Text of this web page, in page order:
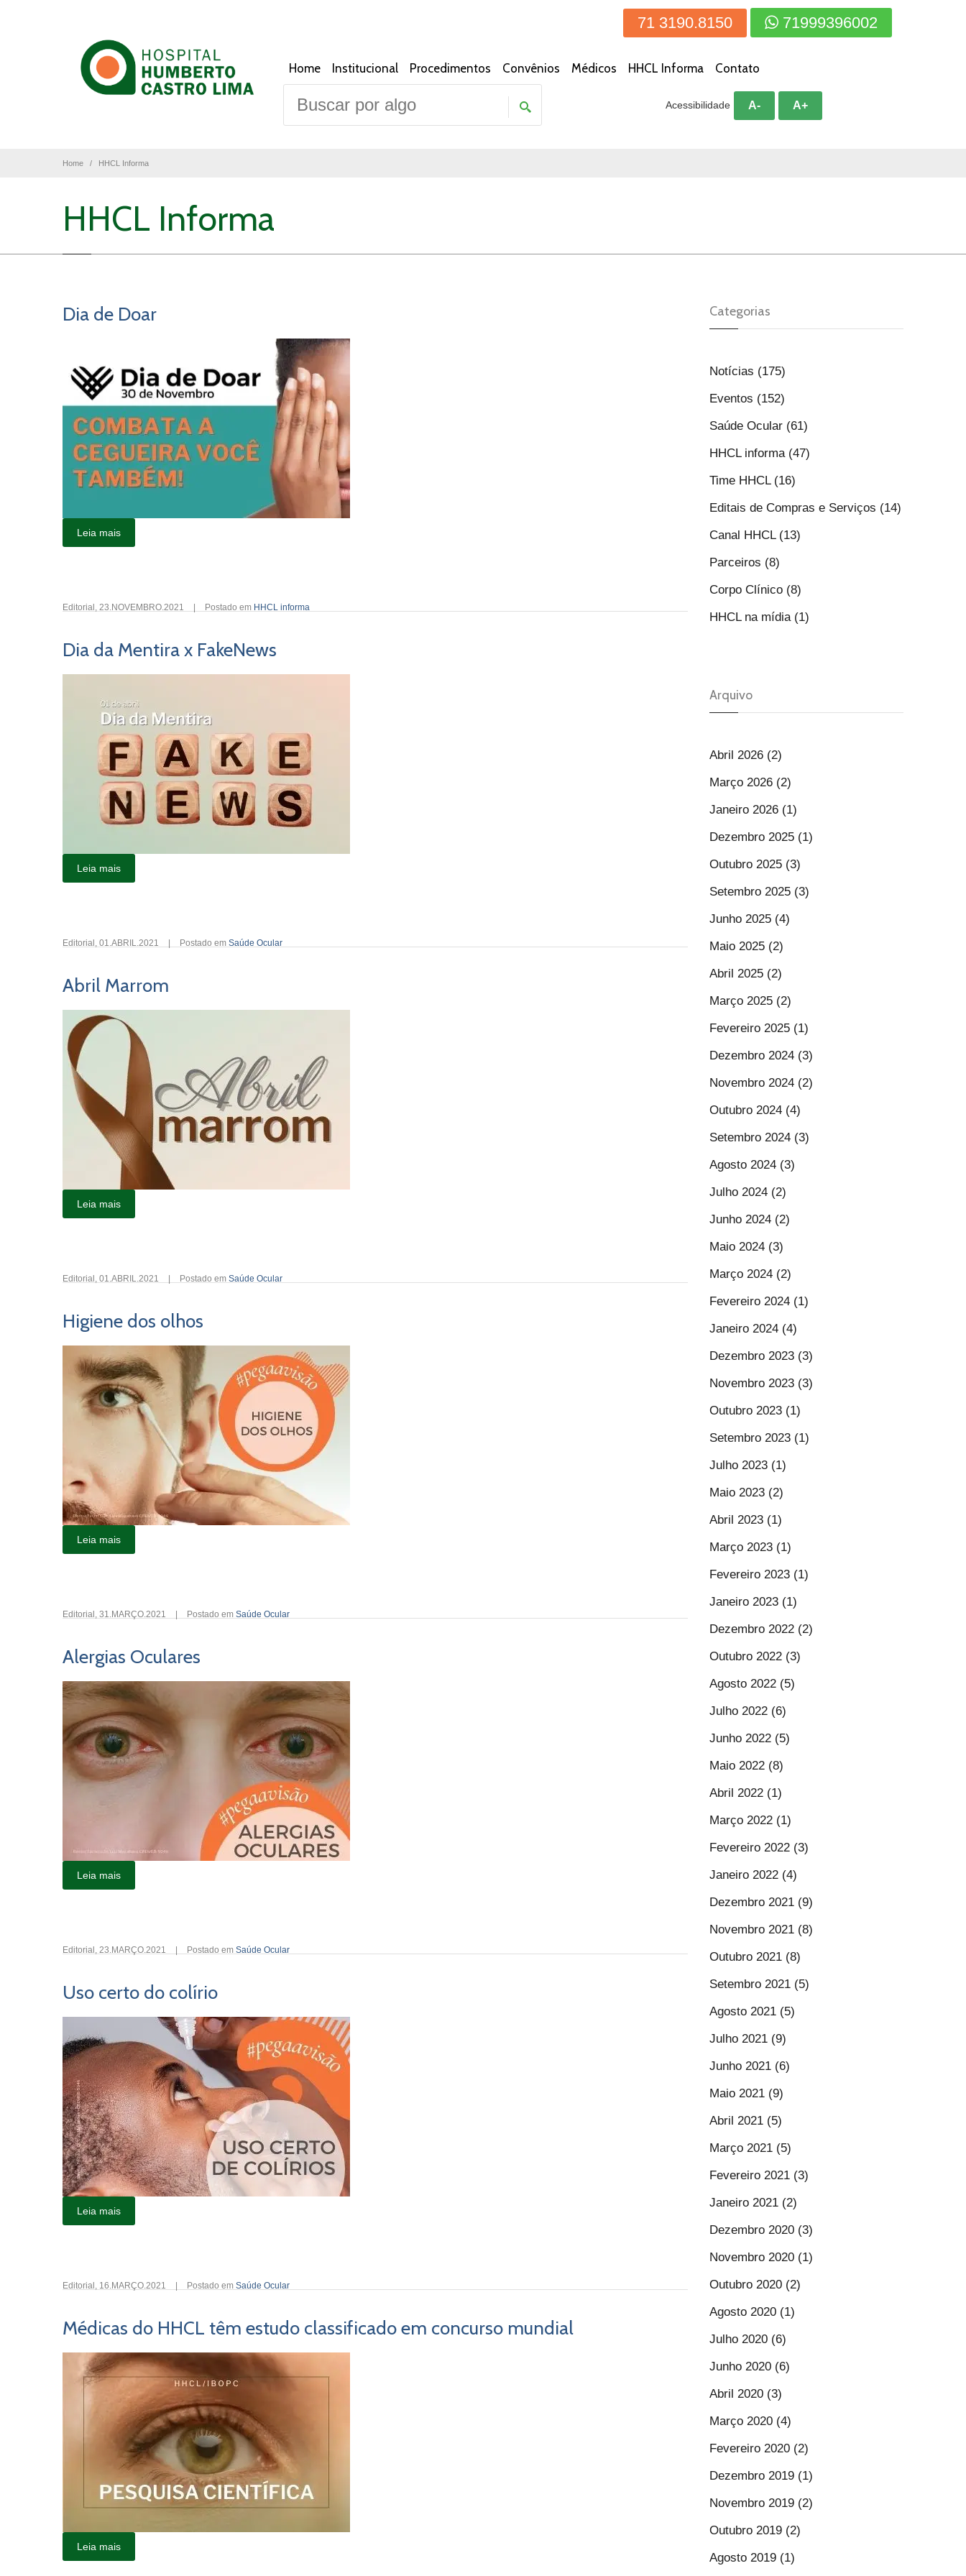
71 3190.8150 71999396002
Home Institucional Procedimentos Convênios Médicos HHCL Informa Contato
Acessibilidade A- A+
Home HHCL Informa
HHCL Informa
Dia de Doar
Leia mais
Editorial , 23.NOVEMBRO.2021 Postado em HHCL informa
Dia da Mentira x FakeNews
Leia mais
Editorial , 01.ABRIL.2021 Postado em Saúde Ocular
Abril Marrom
Leia mais
Editorial , 01.ABRIL.2021 Postado em Saúde Ocular
Higiene dos olhos
Leia mais
Editorial , 31.MARÇO.2021 Postado em Saúde Ocular
Alergias Oculares
Leia mais
Editorial , 23.MARÇO.2021 Postado em Saúde Ocular
Uso certo do colírio
Leia mais
Editorial , 16.MARÇO.2021 Postado em Saúde Ocular
Médicas do HHCL têm estudo classificado em concurso mundial
Leia mais
Categorias
Notícias (175)
Eventos (152)
Saúde Ocular (61)
HHCL informa (47)
Time HHCL (16)
Editais de Compras e Serviços (14)
Canal HHCL (13)
Parceiros (8)
Corpo Clínico (8)
HHCL na mídia (1)
Arquivo
Abril 2026 (2)
Março 2026 (2)
Janeiro 2026 (1)
Dezembro 2025 (1)
Outubro 2025 (3)
Setembro 2025 (3)
Junho 2025 (4)
Maio 2025 (2)
Abril 2025 (2)
Março 2025 (2)
Fevereiro 2025 (1)
Dezembro 2024 (3)
Novembro 2024 (2)
Outubro 2024 (4)
Setembro 2024 (3)
Agosto 2024 (3)
Julho 2024 (2)
Junho 2024 (2)
Maio 2024 (3)
Março 2024 (2)
Fevereiro 2024 (1)
Janeiro 2024 (4)
Dezembro 2023 (3)
Novembro 2023 (3)
Outubro 2023 (1)
Setembro 2023 (1)
Julho 2023 (1)
Maio 2023 (2)
Abril 2023 (1)
Março 2023 (1)
Fevereiro 2023 (1)
Janeiro 2023 (1)
Dezembro 2022 (2)
Outubro 2022 (3)
Agosto 2022 (5)
Julho 2022 (6)
Junho 2022 (5)
Maio 2022 (8)
Abril 2022 (1)
Março 2022 (1)
Fevereiro 2022 (3)
Janeiro 2022 (4)
Dezembro 2021 (9)
Novembro 2021 (8)
Outubro 2021 (8)
Setembro 2021 (5)
Agosto 2021 (5)
Julho 2021 (9)
Junho 2021 (6)
Maio 2021 (9)
Abril 2021 (5)
Março 2021 (5)
Fevereiro 2021 (3)
Janeiro 2021 (2)
Dezembro 2020 (3)
Novembro 2020 (1)
Outubro 2020 (2)
Agosto 2020 (1)
Julho 2020 (6)
Junho 2020 (6)
Abril 2020 (3)
Março 2020 (4)
Fevereiro 2020 (2)
Dezembro 2019 (1)
Novembro 2019 (2)
Outubro 2019 (2)
Agosto 2019 (1)